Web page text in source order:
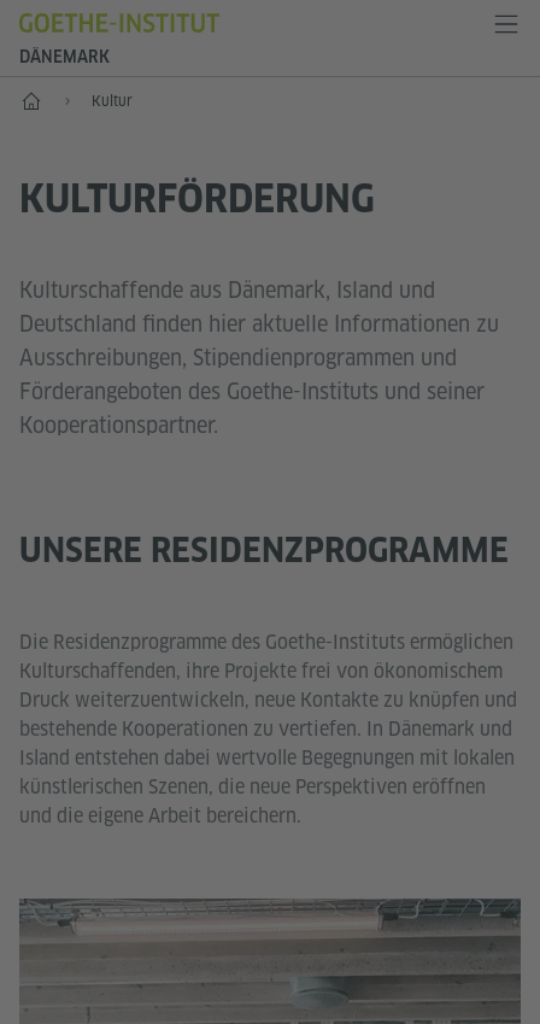
DÄNEMARK
Start Kultur
KULTURFÖRDERUNG
Kulturschaffende aus Dänemark, Island und
Deutschland finden hier aktuelle Informationen zu
Ausschreibungen, Stipendienprogrammen und
Förderangeboten des Goethe-Instituts und seiner
Kooperationspartner.
UNSERE RESIDENZPROGRAMME
Die Residenzprogramme des Goethe-Instituts ermöglichen
Kulturschaffenden, ihre Projekte frei von ökonomischem
Druck weiterzuentwickeln, neue Kontakte zu knüpfen und
bestehende Kooperationen zu vertiefen. In Dänemark und
Island entstehen dabei wertvolle Begegnungen mit lokalen
künstlerischen Szenen, die neue Perspektiven eröffnen
und die eigene Arbeit bereichern.